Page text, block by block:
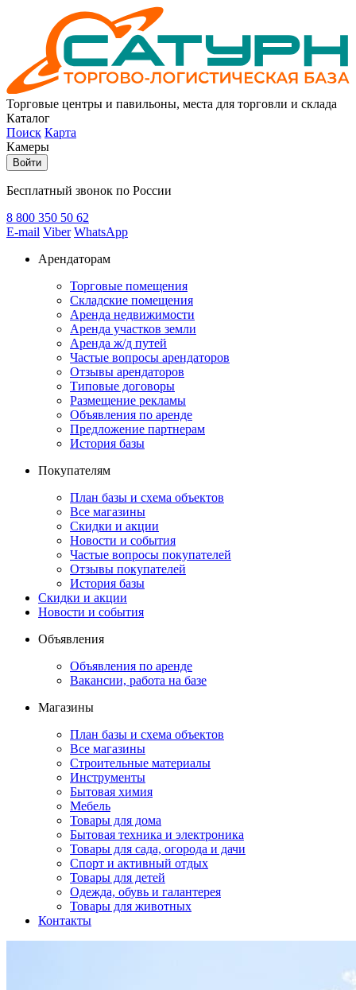
Торговые центры и павильоны, места для торговли и склада
Каталог
Поиск Карта
Камеры
Войти
Бесплатный звонок по России
8 800 350 50 62
E-mail Viber WhatsApp
Арендаторам
Торговые помещения
Складские помещения
Аренда недвижимости
Аренда участков земли
Аренда ж/д путей
Частые вопросы арендаторов
Отзывы арендаторов
Типовые договоры
Размещение рекламы
Объявления по аренде
Предложение партнерам
История базы
Покупателям
План базы и схема объектов
Все магазины
Скидки и акции
Новости и события
Частые вопросы покупателей
Отзывы покупателей
История базы
Скидки и акции
Новости и события
Объявления
Объявления по аренде
Вакансии, работа на базе
Магазины
План базы и схема объектов
Все магазины
Строительные материалы
Инструменты
Бытовая химия
Мебель
Товары для дома
Бытовая техника и электроника
Товары для сада, огорода и дачи
Спорт и активный отдых
Товары для детей
Одежда, обувь и галантерея
Товары для животных
Контакты